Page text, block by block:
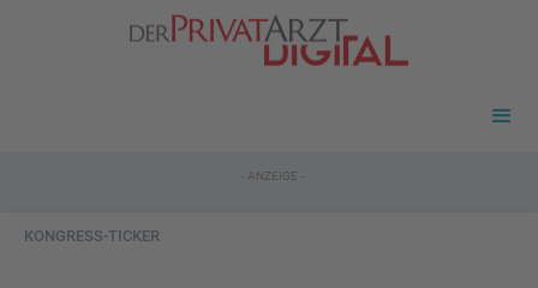
- ANZEIGE -
KONGRESS-TICKER